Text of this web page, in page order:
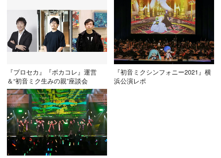
『プロセカ』『ボカコレ』運営
＆“初音ミク生みの親”座談会
『初音ミクシンフォニー2021』横
浜公演レポ